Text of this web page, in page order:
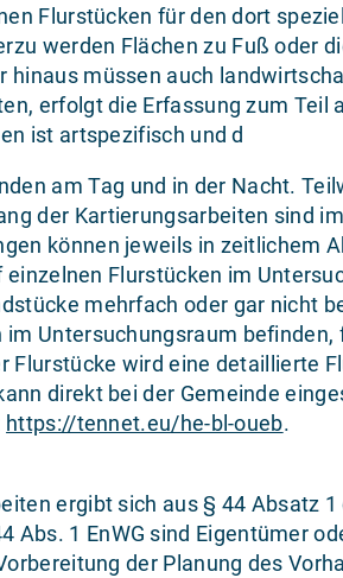
Flurstücken für den dort
werden Flächen zu Fuß oder
müssen auch
erfolgt die Erfassung zum Teil
ist artspezifisch und d
am Tag und in der Nacht.
der Kartierungsarbeiten sind
können jeweils in zeitlichem
Flurstücken im
mehrfach oder gar nicht
Untersuchungsraum befinden,
Flurstücke wird eine detaillierte
direkt bei der Gemeinde
https://tennet.eu/he-bl-oueb.
ergibt sich aus § 44 Absatz 1
Abs. 1 EnWG sind Eigentümer
der Planung des